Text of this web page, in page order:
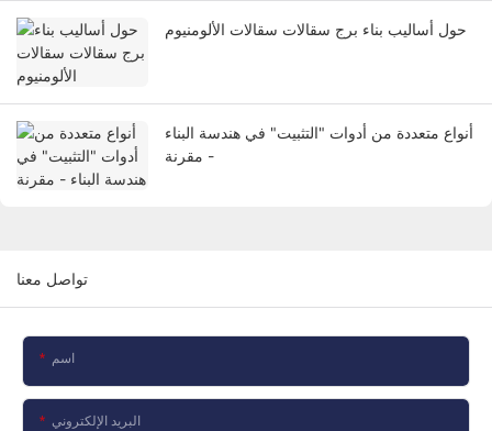
حول أساليب بناء برج سقالات سقالات الألومنيوم
أنواع متعددة من أدوات "التثبيت" في هندسة البناء
- مقرنة
تواصل معنا
اسم
البريد الإلكتروني